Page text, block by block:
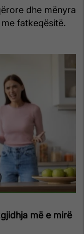
dhe mënyra
fatkeqësitë.
më e mirë